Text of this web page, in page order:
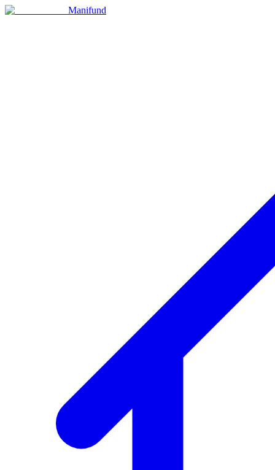
Manifund